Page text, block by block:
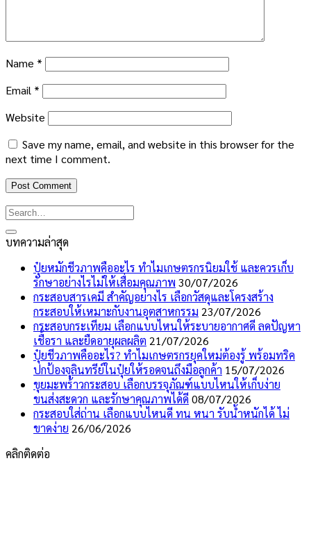
Name *
Email *
Website
Save my name, email, and website in this browser for the
next time I comment.
บทความล่าสุด
ปุ๋ยหมักชีวภาพคืออะไร ทำไมเกษตรกรนิยมใช้ และควรเก็บ
รักษาอย่างไรไม่ให้เสื่อมคุณภาพ 30/07/2026
กระสอบสารเคมี สำคัญอย่างไร เลือกวัสดุและโครงสร้าง
กระสอบให้เหมาะกับงานอุตสาหกรรม 23/07/2026
กระสอบกระเทียม เลือกแบบไหนให้ระบายอากาศดี ลดปัญหา
เชื้อรา และยืดอายุผลผลิต 21/07/2026
ปุ๋ยชีวภาพคืออะไร? ทำไมเกษตรกรยุคใหม่ต้องรู้ พร้อมทริค
ปกป้องจุลินทรีย์ในปุ๋ยให้รอดจนถึงมือลูกค้า 15/07/2026
ขุยมะพร้าวกระสอบ เลือกบรรจุภัณฑ์แบบไหนให้เก็บง่าย
ขนส่งสะดวก และรักษาคุณภาพได้ดี08/07/2026
กระสอบใส่ถ่าน เลือกแบบไหนดี ทน หนา รับน้ำหนักได้ ไม่
ขาดง่าย 26/06/2026
คลิกติดต่อ